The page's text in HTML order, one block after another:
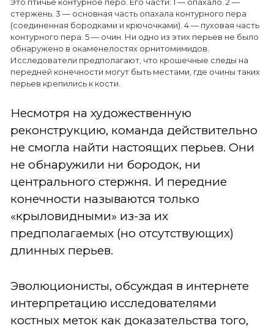
стержень. 3 — основная часть опахала контурного пера
(соединенная бородками и крючочками). 4 — пуховая часть
контурного пера. 5 — очин. Ни одно из этих перьев не было
обнаружено в окаменелостях орнитомимидов.
Исследователи предполагают, что крошечные следы на
передней конечности могут быть местами, где очины таких
перьев крепились к кости.
Несмотря на художественную
реконструкцию, команда действительно
не смогла найти настоящих перьев. Они
не обнаружили ни бородок, ни
центрального стержня. И передние
конечности называются только
«крыловидными» из-за их
предполагаемых (но отсутствующих)
длинных перьев.
Эволюционисты, обсуждая в интернете
интерпретацию исследователями
костных меток как доказательства того,